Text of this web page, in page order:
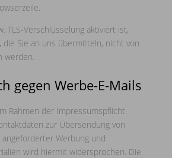
TLS-Verschlüsselung aktiviert ist,
die Sie an uns übermitteln, nicht von
werden.
gegen Werbe-E-Mails
Rahmen der Impressumspflicht
zur Übersendung von
Werbung und
wird hiermit widersprochen. Die